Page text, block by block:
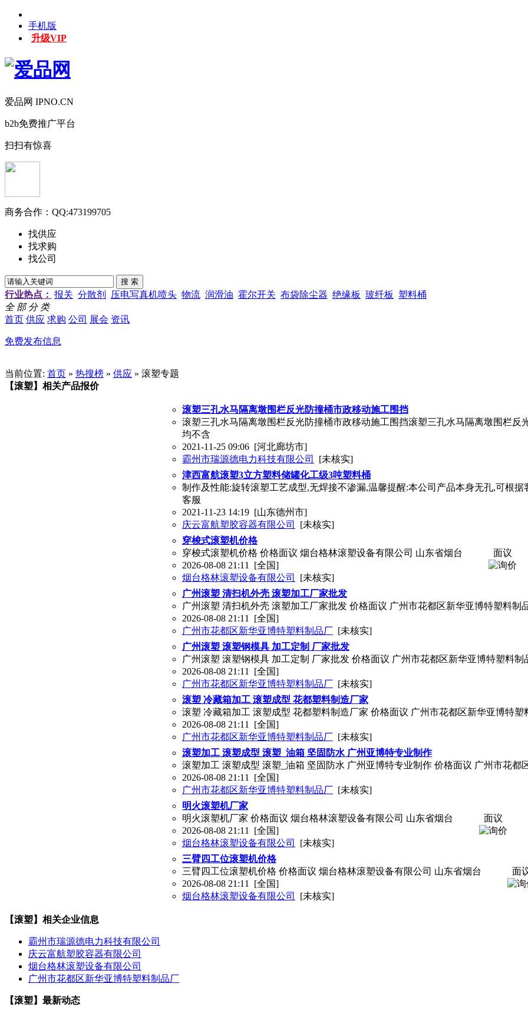
手机版
升级VIP
爱品网 IPNO.CN
b2b免费推广平台
扫扫有惊喜
商务合作： QQ:473199705
找供应
找求购
找公司
行业热点： 报关 分散剂 压电写真机喷头 物流 润滑油 霍尔开关 布袋除尘器 绝缘板 玻纤板
塑料桶
全 部 分 类
首页 供应 求购 公司 展会 资讯
免费发布信息
当前位置: 首页 » 热搜榜 » 供应 » 滚塑专题
【滚塑】相关产品报价
滚塑三孔水马隔离墩围栏反光防撞桶市政移动施工围挡
滚塑三孔水马隔离墩围栏反光防撞桶市政移动施工围挡滚塑三孔水马隔离墩围栏反
均不含
2021-11-25 09:06 [河北廊坊市]
霸州市瑞源德电力科技有限公司
[未核实]
津西富航滚塑3立方塑料储罐化工级3吨塑料桶
制作及性能:旋转滚塑工艺成型,无焊接不渗漏,温馨提醒:本公司产品本身无孔,可根
客服
2021-11-23 14:19 [山东德州市]
庆云富航塑胶容器有限公司
[未核实]
穿梭式滚塑机价格
穿梭式滚塑机价格 价格面议 烟台格林滚塑设备有限公司 山东省烟台
2026-08-08 21:11 [全国]
烟台格林滚塑设备有限公司
[未核实]
面议
广州滚塑 清扫机外壳 滚塑加工厂家批发
广州滚塑 清扫机外壳 滚塑加工厂家批发 价格面议 广州市花都区新华亚博特塑料制
2026-08-08 21:11 [全国]
广州市花都区新华亚博特塑料制品厂 [未核实]
广州滚塑 滚塑钢模具 加工定制 厂家批发
广州滚塑 滚塑钢模具 加工定制 厂家批发 价格面议 广州市花都区新华亚博特塑料制
2026-08-08 21:11 [全国]
广州市花都区新华亚博特塑料制品厂 [未核实]
滚塑 冷藏箱加工 滚塑成型 花都塑料制造厂家
滚塑 冷藏箱加工 滚塑成型 花都塑料制造厂家 价格面议 广州市花都区新华亚博特塑
2026-08-08 21:11 [全国]
广州市花都区新华亚博特塑料制品厂 [未核实]
滚塑加工 滚塑成型 滚塑_油箱 坚固防水 广州亚博特专业制作
滚塑加工 滚塑成型 滚塑_油箱 坚固防水 广州亚博特专业制作 价格面议 广州市花都
2026-08-08 21:11 [全国]
广州市花都区新华亚博特塑料制品厂 [未核实]
明火滚塑机厂家
明火滚塑机厂家 价格面议 烟台格林滚塑设备有限公司 山东省烟台
2026-08-08 21:11 [全国]
烟台格林滚塑设备有限公司
[未核实]
面议
三臂四工位滚塑机价格
三臂四工位滚塑机价格 价格面议 烟台格林滚塑设备有限公司 山东省烟台
2026-08-08 21:11 [全国]
烟台格林滚塑设备有限公司
[未核实]
面
【滚塑】相关企业信息
霸州市瑞源德电力科技有限公司
庆云富航塑胶容器有限公司
烟台格林滚塑设备有限公司
广州市花都区新华亚博特塑料制品厂
【滚塑】最新动态